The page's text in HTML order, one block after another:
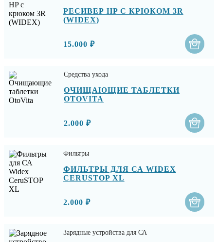
РЕСИВЕР HP С КРЮКОМ 3R
(WIDEX)
15.000 ₽
Средства ухода
ОЧИЩАЮЩИЕ ТАБЛЕТКИ
OTOVITA
2.000 ₽
Фильтры
ФИЛЬТРЫ ДЛЯ СА WIDEX
CERUSTOP XL
2.000 ₽
Зарядные устройства для СА